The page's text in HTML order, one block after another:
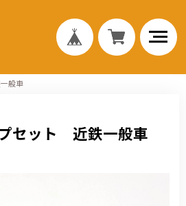
般車
セット 近鉄一般車